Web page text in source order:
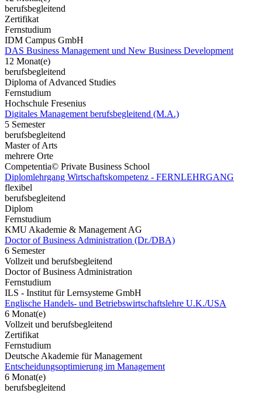
berufsbegleitend
Zertifikat
Fernstudium
IDM Campus GmbH
DAS Business Management und New Business Development
12 Monat(e)
berufsbegleitend
Diploma of Advanced Studies
Fernstudium
Hochschule Fresenius
Digitales Management berufsbegleitend (M.A.)
5 Semester
berufsbegleitend
Master of Arts
mehrere Orte
Competentia© Private Business School
Diplomlehrgang Wirtschaftskompetenz - FERNLEHRGANG
flexibel
berufsbegleitend
Diplom
Fernstudium
KMU Akademie & Management AG
Doctor of Business Administration (Dr./DBA)
6 Semester
Vollzeit und berufsbegleitend
Doctor of Business Administration
Fernstudium
ILS - Institut für Lernsysteme GmbH
Englische Handels- und Betriebswirtschaftslehre U.K./USA
6 Monat(e)
Vollzeit und berufsbegleitend
Zertifikat
Fernstudium
Deutsche Akademie für Management
Entscheidungsoptimierung im Management
6 Monat(e)
berufsbegleitend